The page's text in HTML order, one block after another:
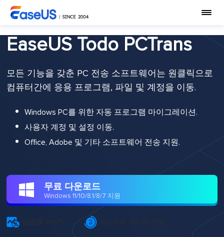
EaseUS Todo PCTrans
모든 기능을 갖춘 PC 전송 소프트웨어는 원클릭으로
컴퓨터간에 응용 프로그램, 파일 및 계정을 이동.
Windows PC를 위한 자동 프로그램 마이그레이션.
사용자 계정 및 설정 이동.
Office, Adobe 및 기타 소프트웨어 전송 지원.
 무료 다운로드
Windows 11/10/8.1/8/7 지원
 성공률 99.7% 